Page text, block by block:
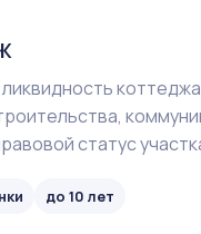
статус
до 10 лет